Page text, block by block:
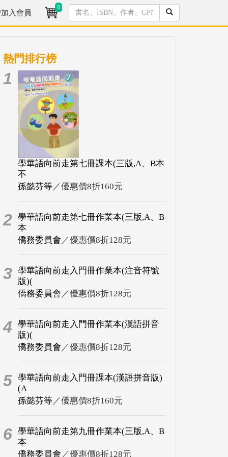
入會員
0
熱門排行榜
1
學華語向前走第七冊課本(三版,A、B本
不
孫懿芬等／優惠價8折160元
2 學華語向前走第七冊作業本(三版,A、B
本
僑務委員會 ／優惠價8折128元
3 學華語向前走入門冊作業本(注音符號
版)(
僑務委員會 ／優惠價8折128元
4
學華語向前走入門冊作業本(漢語拼音
版)(
僑務委員會 ／優惠價8折128元
5 學華語向前走入門冊課本(漢語拼音版)
(A
孫懿芬等／優惠價8折160元
6 學華語向前走第九冊作業本(三版,A、B
本
僑務委員會 ／優惠價8折128元